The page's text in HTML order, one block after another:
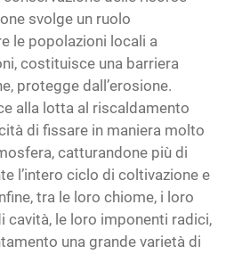
svolge un ruolo
le popolazioni locali a
costituisce una barriera
protegge dall’erosione.
alla lotta al riscaldamento
di fissare in maniera molto
catturandone più di
l’intero ciclo di coltivazione e
tra le loro chiome, i loro
cavità, le loro imponenti radici,
una grande varietà di